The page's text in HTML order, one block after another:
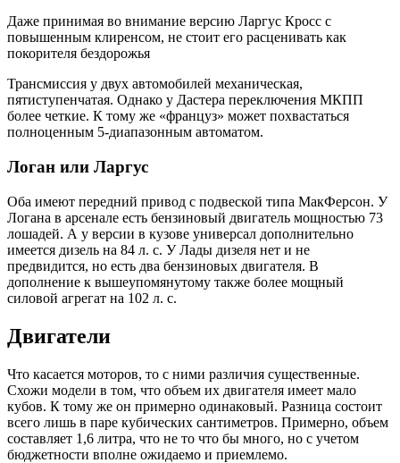
Даже принимая во внимание версию Ларгус Кросс с
повышенным клиренсом, не стоит его расценивать как
покорителя бездорожья
Трансмиссия у двух автомобилей механическая,
пятиступенчатая. Однако у Дастера переключения МКПП
более четкие. К тому же «француз» может похвастаться
полноценным 5-диапазонным автоматом.
Логан или Ларгус
Оба имеют передний привод с подвеской типа МакФерсон. У
Логана в арсенале есть бензиновый двигатель мощностью 73
лошадей. А у версии в кузове универсал дополнительно
имеется дизель на 84 л. с. У Лады дизеля нет и не
предвидится, но есть два бензиновых двигателя. В
дополнение к вышеупомянутому также более мощный
силовой агрегат на 102 л. с.
Двигатели
Что касается моторов, то с ними различия существенные.
Схожи модели в том, что объем их двигателя имеет мало
кубов. К тому же он примерно одинаковый. Разница состоит
всего лишь в паре кубических сантиметров. Примерно, объем
составляет 1,6 литра, что не то что бы много, но с учетом
бюджетности вполне ожидаемо и приемлемо.